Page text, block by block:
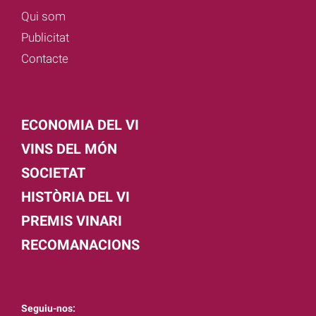
Qui som
Publicitat
Contacte
ECONOMIA DEL VI
VINS DEL MÓN
SOCIETAT
HISTÒRIA DEL VI
PREMIS VINARI
RECOMANACIONS
Seguiu-nos: